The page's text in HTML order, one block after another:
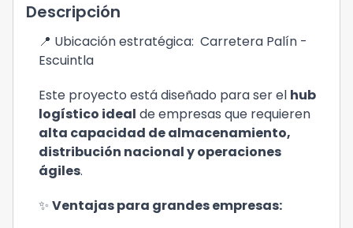
Descripción
📍 Ubicación estratégica:  Carretera Palín -
Escuintla
Este proyecto está diseñado para ser el hub
logístico ideal
alta capacidad de almacenamiento,
distribución nacional y operaciones
ágiles.
✨ Ventajas para grandes empresas: